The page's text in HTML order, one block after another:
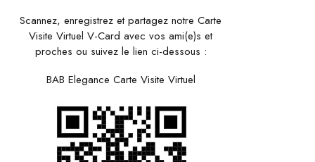
Scannez, enregistrez et partagez notre Carte
Visite Virtuel V-Card avec vos ami(e)s et
proches ou suivez le lien ci-dessous :
BAB Elegance Carte Visite Virtuel